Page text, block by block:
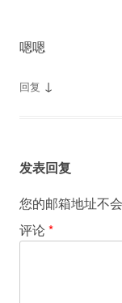
嗯嗯
回复 ↓
发表回复
您的邮箱地址不会
评论*